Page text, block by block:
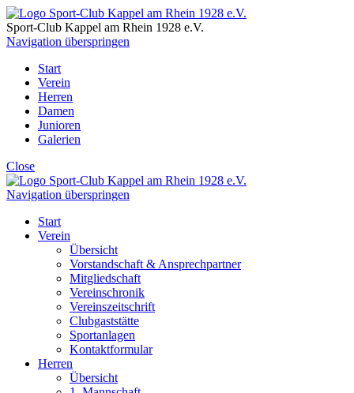
Sport-Club Kappel am Rhein 1928 e.V.
Navigation überspringen
Start
Verein
Herren
Damen
Junioren
Galerien
Close
Navigation überspringen
Start
Verein
Übersicht
Vorstandschaft & Ansprechpartner
Mitgliedschaft
Vereinschronik
Vereinszeitschrift
Clubgaststätte
Sportanlagen
Kontaktformular
Herren
Übersicht